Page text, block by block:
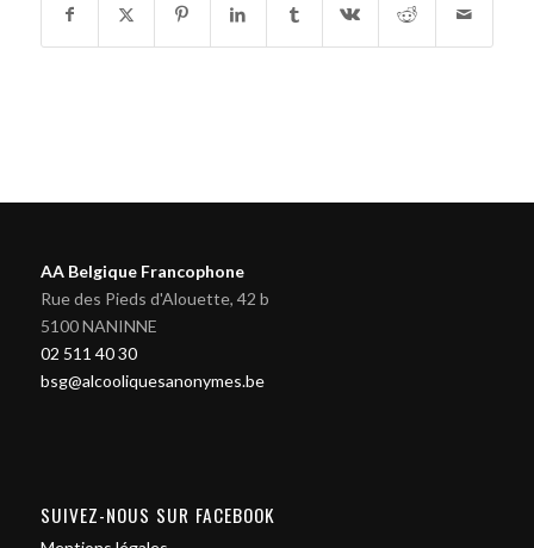
AA Belgique Francophone
Rue des Pieds d'Alouette, 42 b
5100 NANINNE
02 511 40 30
bsg@alcooliquesanonymes.be
SUIVEZ-NOUS SUR FACEBOOK